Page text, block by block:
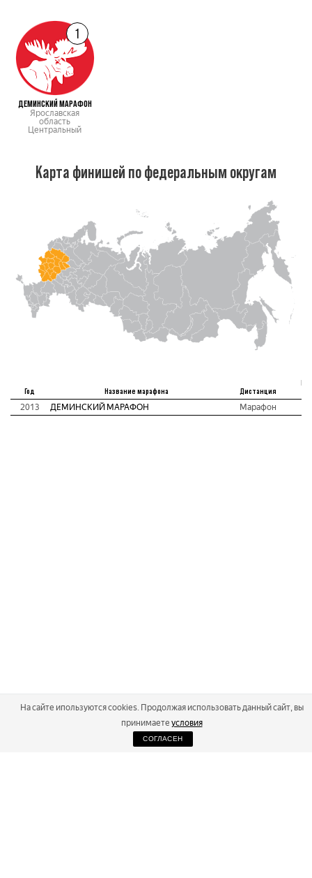
1
ДЕМИНСКИЙ МАРАФОН
Ярославская
область
Центральный
Карта финишей по федеральным округам
Год Название марафона Дистанция
2013 ДЕМИНСКИЙ МАРАФОН Марафон
На сайте ипользуются cookies. Продолжая использовать данный сайт, вы
принимаете условия
СОГЛАСЕН